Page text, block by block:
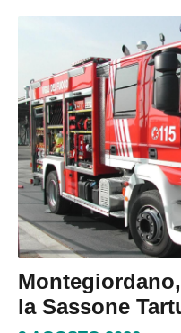
la Sassone